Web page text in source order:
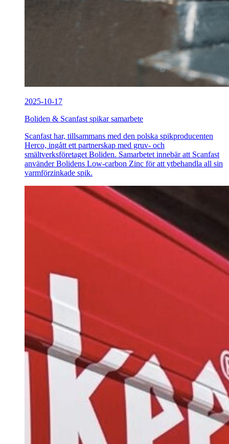
2025-10-17
Boliden & Scanfast spikar samarbete
Scanfast har, tillsammans med den polska spikproducenten
Herco, ingått ett partnerskap med gruv- och
smältverksföretaget Boliden. Samarbetet innebär att Scanfast
använder Bolidens Low-carbon Zinc för att ytbehandla all sin
varmförzinkade spik.